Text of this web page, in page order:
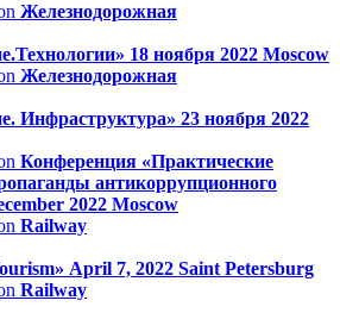
Железнодорожная
18 ноября 2022 Moscow
Железнодорожная
Инфраструктура» 23 ноября 2022
Конференция «Практические
антикоррупционного
2022 Moscow
Railway
April 7, 2022 Saint Petersburg
Railway